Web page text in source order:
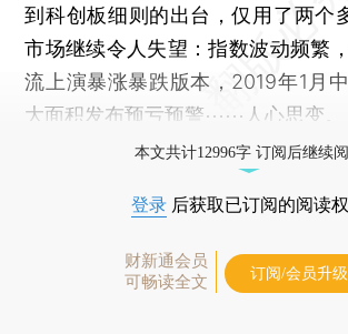
到科创板细则的出台，仅用了两个
市场继续令人失望：指数波动频繁
流上演暴涨暴跌版本，2019年1月
大面积发布预亏预警⋯⋯人心思变。
本文共计12996字 订阅后继续
登录 后获取已订阅的阅读
财新通会员
可畅读全文
订阅/会员升级